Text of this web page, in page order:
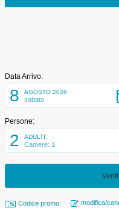
Data Arrivo:
8 AGOSTO 2026
sabato
Persone:
2 ADULTI:
Camere: 1
Codice promo: modifica/